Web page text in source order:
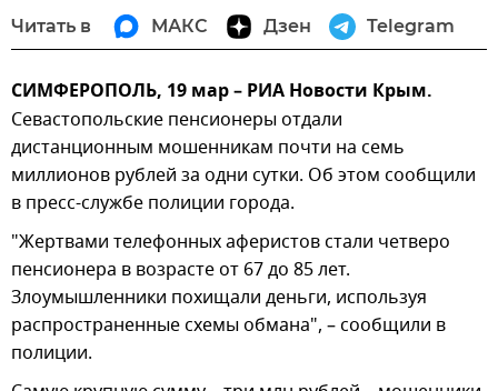
Читать в МАКС Дзен Telegram
СИМФЕРОПОЛЬ, 19 мар – РИА Новости Крым.
Севастопольские пенсионеры отдали
дистанционным мошенникам почти на семь
миллионов рублей за одни сутки. Об этом сообщили
в пресс-службе полиции города.
"Жертвами телефонных аферистов стали четверо
пенсионера в возрасте от 67 до 85 лет.
Злоумышленники похищали деньги, используя
распространенные схемы обмана", – сообщили в
полиции.